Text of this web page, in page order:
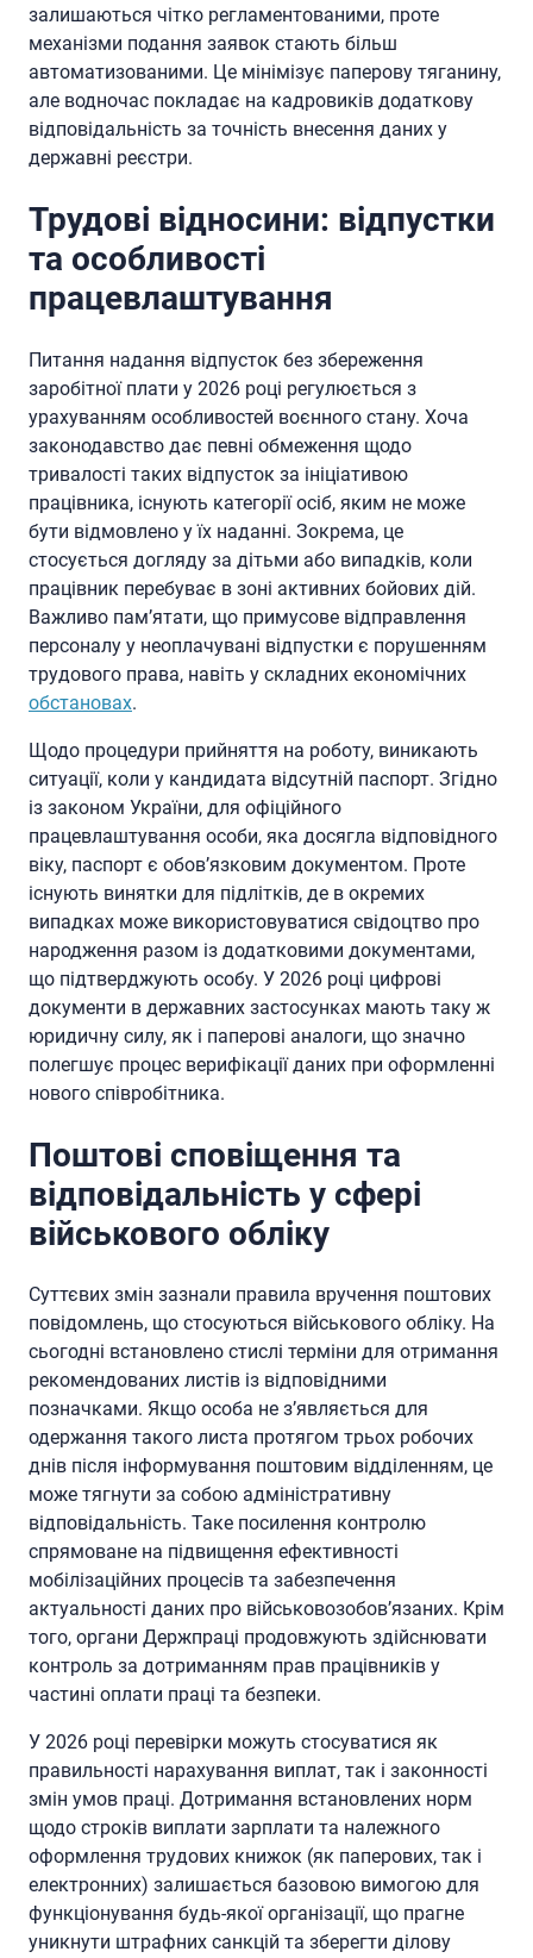
залишаються чітко регламентованими, проте
механізми подання заявок стають більш
автоматизованими. Це мінімізує паперову тяганину,
але водночас покладає на кадровиків додаткову
відповідальність за точність внесення даних у
державні реєстри.
Трудові відносини: відпустки
та особливості
працевлаштування
Питання надання відпусток без збереження
заробітної плати у 2026 році регулюється з
урахуванням особливостей воєнного стану. Хоча
законодавство дає певні обмеження щодо
тривалості таких відпусток за ініціативою
працівника, існують категорії осіб, яким не може
бути відмовлено у їх наданні. Зокрема, це
стосується догляду за дітьми або випадків, коли
працівник перебуває в зоні активних бойових дій.
Важливо пам’ятати, що примусове відправлення
персоналу у неоплачувані відпустки є порушенням
трудового права, навіть у складних економічних
обстановах.
Щодо процедури прийняття на роботу, виникають
ситуації, коли у кандидата відсутній паспорт. Згідно
із законом України, для офіційного
працевлаштування особи, яка досягла відповідного
віку, паспорт є обов’язковим документом. Проте
існують винятки для підлітків, де в окремих
випадках може використовуватися свідоцтво про
народження разом із додатковими документами,
що підтверджують особу. У 2026 році цифрові
документи в державних застосунках мають таку ж
юридичну силу, як і паперові аналоги, що значно
полегшує процес верифікації даних при оформленні
нового співробітника.
Поштові сповіщення та
відповідальність у сфері
військового обліку
Суттєвих змін зазнали правила вручення поштових
повідомлень, що стосуються військового обліку. На
сьогодні встановлено стислі терміни для отримання
рекомендованих листів із відповідними
позначками. Якщо особа не з’являється для
одержання такого листа протягом трьох робочих
днів після інформування поштовим відділенням, це
може тягнути за собою адміністративну
відповідальність. Таке посилення контролю
спрямоване на підвищення ефективності
мобілізаційних процесів та забезпечення
актуальності даних про військовозобов’язаних. Крім
того, органи Держпраці продовжують здійснювати
контроль за дотриманням прав працівників у
частині оплати праці та безпеки.
У 2026 році перевірки можуть стосуватися як
правильності нарахування виплат, так і законності
змін умов праці. Дотримання встановлених норм
щодо строків виплати зарплати та належного
оформлення трудових книжок (як паперових, так і
електронних) залишається базовою вимогою для
функціонування будь-якої організації, що прагне
уникнути штрафних санкцій та зберегти ділову